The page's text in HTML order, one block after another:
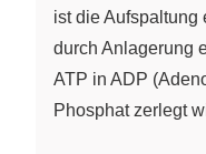
ist die Aufspaltung
durch Anlagerung
ATP in ADP
Phosphat zerlegt